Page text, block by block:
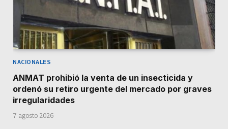
NACIONALES
ANMAT prohibió la venta de un insecticida y
ordenó su retiro urgente del mercado por graves
irregularidades
7 agosto 2026